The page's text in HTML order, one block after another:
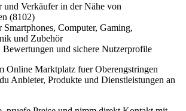
Verkäufer in der Nähe von
(8102)
Computer, Gaming,
und Zubehör
und sichere Nutzerprofile
Online Marktplatz fuer Oberengstringen
Anbieter, Produkte und Dienstleistungen an